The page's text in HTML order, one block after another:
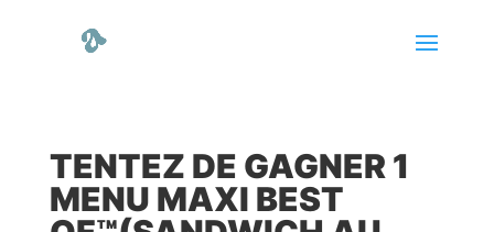
TENTEZ DE GAGNER 1
MENU MAXI BEST